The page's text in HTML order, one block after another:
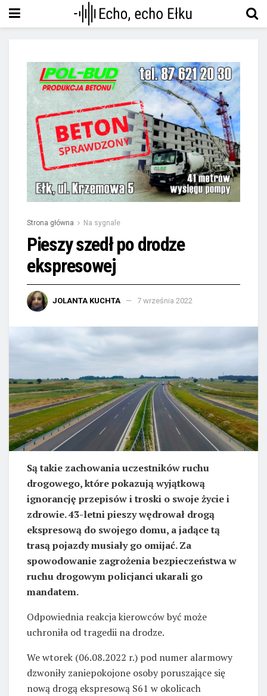
Strona główna Na sygnale
Pieszy szedł po drodze
ekspresowej
JOLANTA KUCHTA 7 września 2022
Są takie zachowania uczestników ruchu
drogowego, które pokazują wyjątkową
ignorancję przepisów i troski o swoje życie i
zdrowie. 43-letni pieszy wędrował drogą
ekspresową do swojego domu, a jadące tą
trasą pojazdy musiały go omijać. Za
spowodowanie zagrożenia bezpieczeństwa w
ruchu drogowym policjanci ukarali go
mandatem.
Odpowiednia reakcja kierowców być może
uchroniła od tragedii na drodze.
We wtorek (06.08.2022 r.) pod numer alarmowy
dzwoniły zaniepokojone osoby poruszające się
nową drogą ekspresową S61 w okolicach